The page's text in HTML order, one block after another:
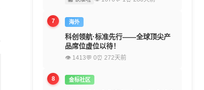
7 海外
科创领航·标准先行——全球顶尖产
品席位虚位以待！
👁 1413💬 0⏰ 272天前
8 金标社区